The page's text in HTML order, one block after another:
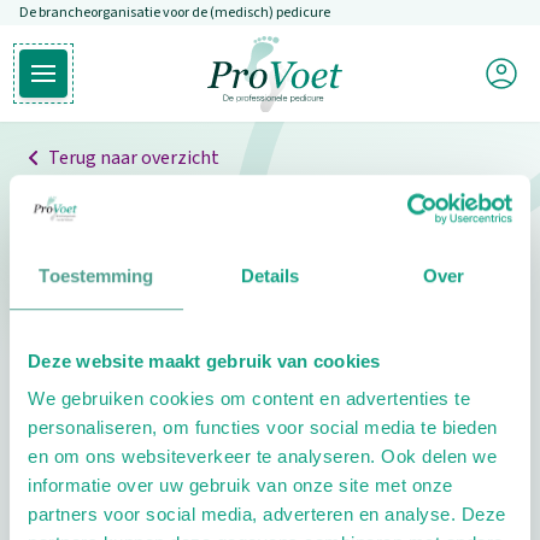
Toestemming Details Over
Deze website maakt gebruik van cookies
We gebruiken cookies om content en advertenties te
personaliseren, om functies voor social media te bieden
en om ons websiteverkeer te analyseren. Ook delen we
informatie over uw gebruik van onze site met onze
partners voor social media, adverteren en analyse. Deze
Overslaan en naar de inhoud gaan
De brancheorganisatie voor de (medisch) pedicure
Open hoofdmenu
Ga naar de homepagina
Mijn
Terug naar overzicht
Professionals
Pedicure niet gevonden
pedicure.